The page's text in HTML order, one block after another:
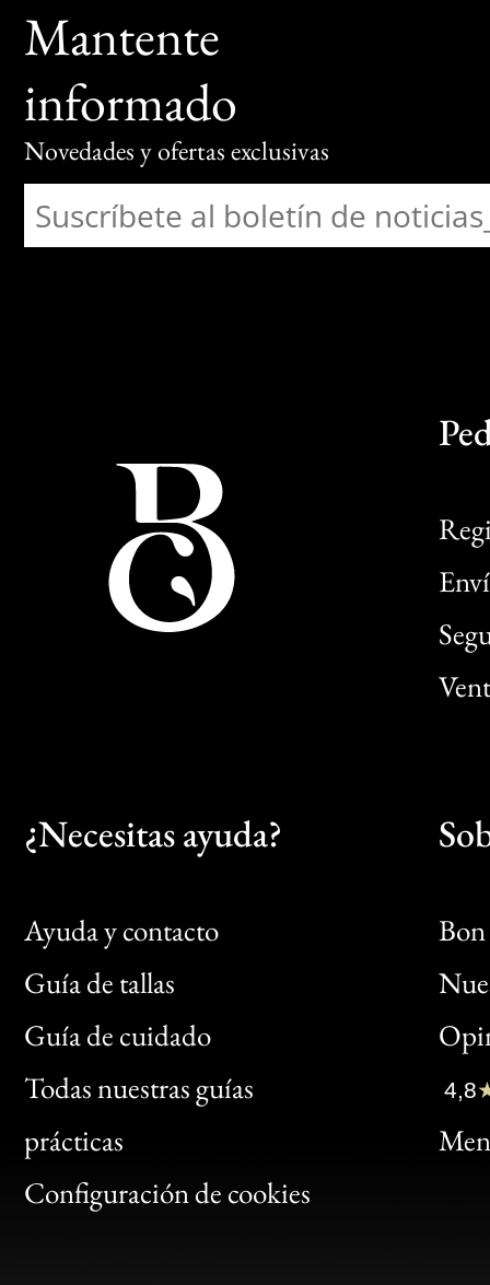
Mantente
informado
Novedades y ofertas exclusivas
¿Necesitas ayuda?
Ayuda y contacto
Guía de tallas
Guía de cuidado
Todas nuestras guías
prácticas
Configuración de cookies
Bon
Clic
Bon
4,8